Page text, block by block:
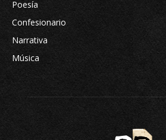
Poesía
Confesionario
Narrativa
Música